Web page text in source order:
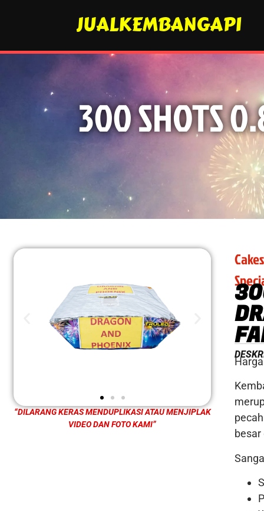
JUALKEMBANGAPI
300 SHOTS
“DILARANG KERAS MENDUPLIKASI ATAU MENJIPLAK
VIDEO DAN FOTO KAMI”
besar